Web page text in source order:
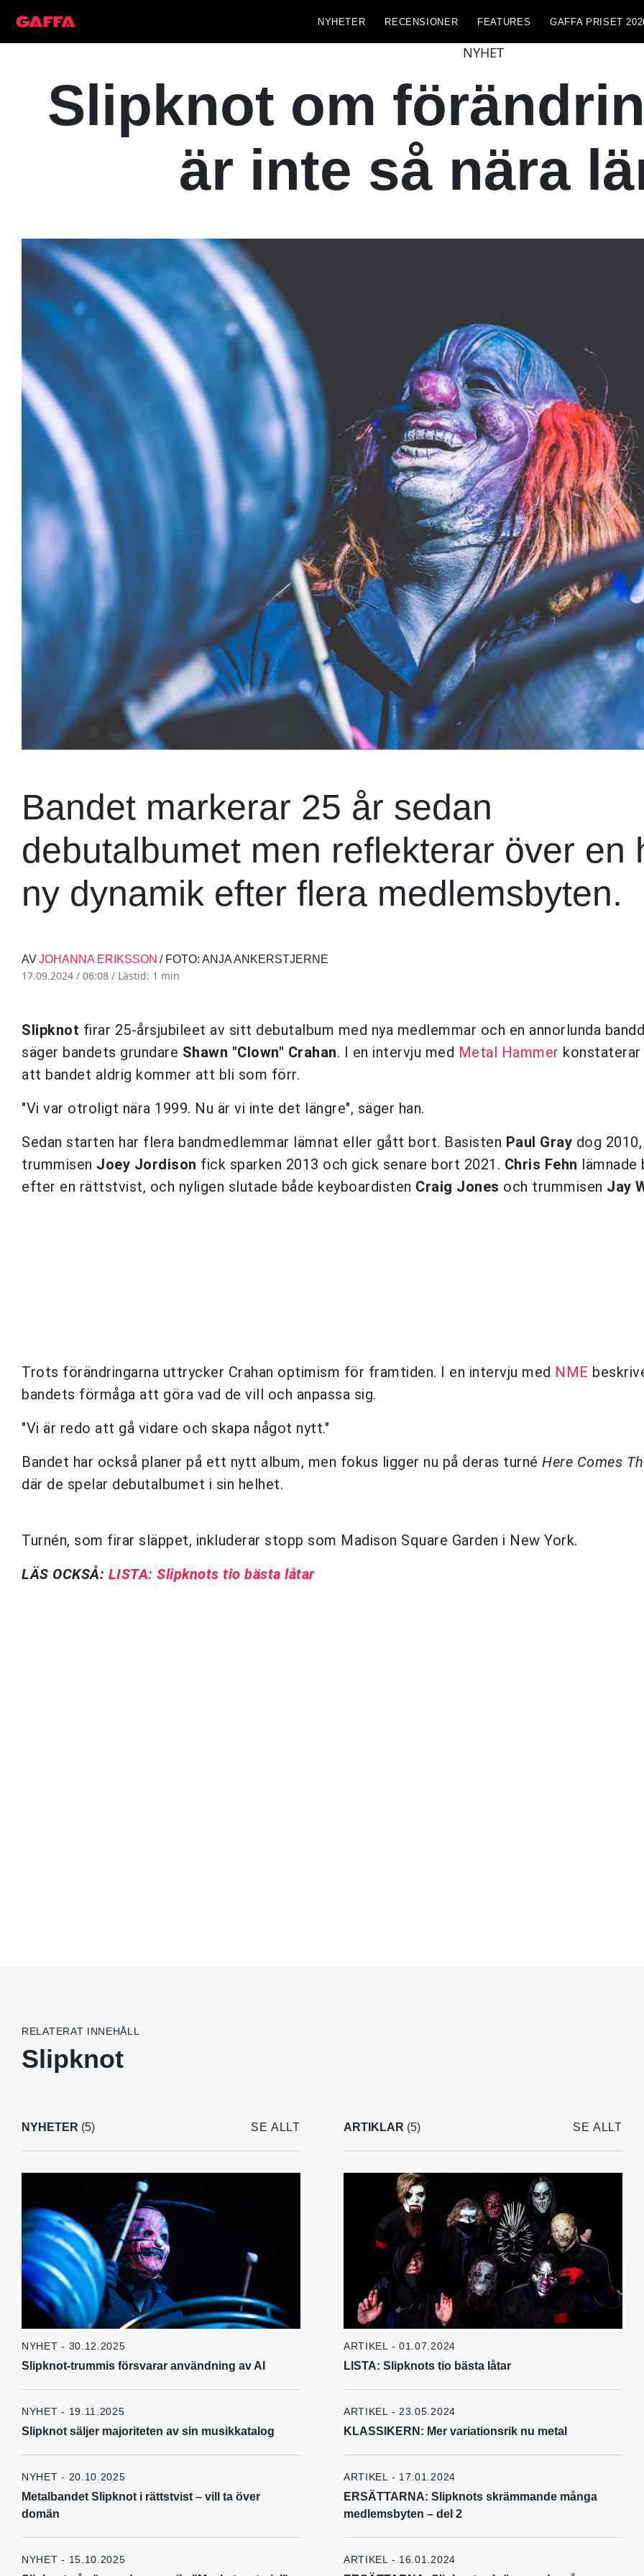
NYHETER RECENSIONER FEATURES GAFFA PRISET
NYHET
Slipknot om
är inte så nära
Bandet markerar 25 år sedan
debutalbumet men reflekterar över en
ny dynamik efter flera medlemsbyten.
AVJOHANNA ERIKSSON / FOTO: ANJA ANKERSTJERNE
17.09.2024 / 06:08 / Lästid: 1 min
Slipknot firar 25-årsjubileet av sitt debutalbum med nya medlemmar och en annorlunda
säger bandets grundare Shawn "Clown" Crahan. I en intervju med Metal Hammer konstaterar
att bandet aldrig kommer att bli som förr.
"Vi var otroligt nära 1999. Nu är vi inte det längre", säger han.
Sedan starten har flera bandmedlemmar lämnat eller gått bort. Basisten Paul Gray dog 2010,
trummisen Joey Jordison fick sparken 2013 och gick senare bort 2021. Chris Fehn lämnade
efter en rättstvist, och nyligen slutade både keyboardisten Craig Jones och trummisen Jay
Trots förändringarna uttrycker Crahan optimism för framtiden. I en intervju med NME
bandets förmåga att göra vad de vill och anpassa sig.
"Vi är redo att gå vidare och skapa något nytt."
Bandet har också planer på ett nytt album, men fokus ligger nu på deras turné Here Comes
där de spelar debutalbumet i sin helhet.
Turnén, som firar släppet, inkluderar stopp som Madison Square Garden i New York.
LÄS OCKSÅ: LISTA: Slipknots tio bästa låtar
RELATERAT INNEHÅLL
Slipknot
NYHETER (5) SE ALLT
NYHET - 30.12.2025
Slipknot-trummis försvarar användning av AI
NYHET - 19.11.2025
Slipknot säljer majoriteten av sin musikkatalog
NYHET - 20.10.2025
Metalbandet Slipknot i rättstvist – vill ta över
domän
NYHET - 15.10.2025
ARTIKLAR (5) SE ALLT
ARTIKEL - 01.07.2024
LISTA: Slipknots tio bästa låtar
ARTIKEL - 23.05.2024
KLASSIKERN: Mer variationsrik nu metal
ARTIKEL - 17.01.2024
ERSÄTTARNA: Slipknots skrämmande många
medlemsbyten – del 2
ARTIKEL - 16.01.2024